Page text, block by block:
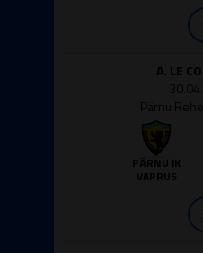
A. LE
Pärnu
PÄRNU JK
VAPRUS